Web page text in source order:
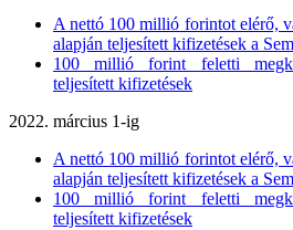
A nettó 100 millió forintot elérő,
alapján teljesített kifizetések a
100 millió forint feletti
teljesített kifizetések
2022. március 1-ig
A nettó 100 millió forintot elérő,
alapján teljesített kifizetések a
100 millió forint feletti
teljesített kifizetések